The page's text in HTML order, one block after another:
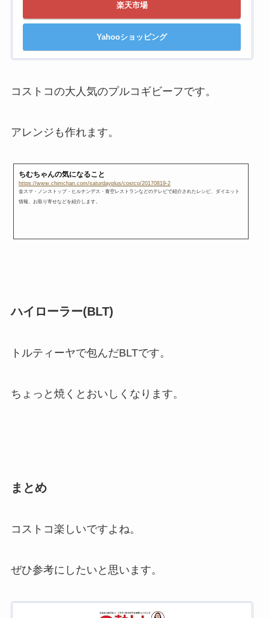
楽天市場
Yahooショッピング
コストコの大人気のプルコギビーフです。
アレンジも作れます。
ちむちゃんの気になること
https://www.chimchan.com/saturdayplus/costco/20170819-2
金スマ・ノンストップ・ヒルナンデス・青空レストランなどのテレビで紹介されたレシピ、ダイエット
情報、お取り寄せなどを紹介します。
ハイローラー(BLT)
トルティーヤで包んだBLTです。
ちょっと焼くとおいしくなります。
まとめ
コストコ楽しいですよね。
ぜひ参考にしたいと思います。